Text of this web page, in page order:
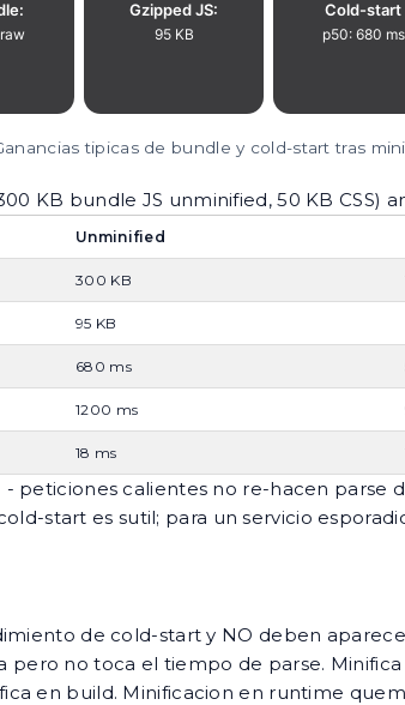
tipicas de bundle y cold-start tras
KB bundle JS unminified, 50 KB CSS)
Unminified
300 KB
95 KB
680 ms
1200 ms
18 ms
calientes no re-hacen parse
start es sutil; para un servicio
de cold-start y NO deben
pero no toca el tiempo de parse.
en build. Minificacion en runtime